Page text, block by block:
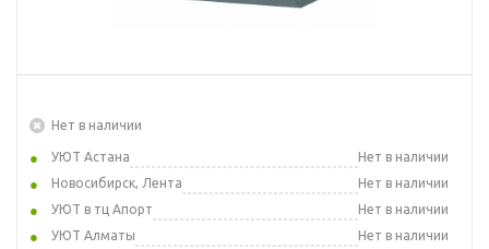
Нет в наличии
УЮТ Астана
Нет в наличии
Новосибирск, Лента
Нет в наличии
УЮТ в тц Апорт
Нет в наличии
УЮТ Алматы
Нет в наличии